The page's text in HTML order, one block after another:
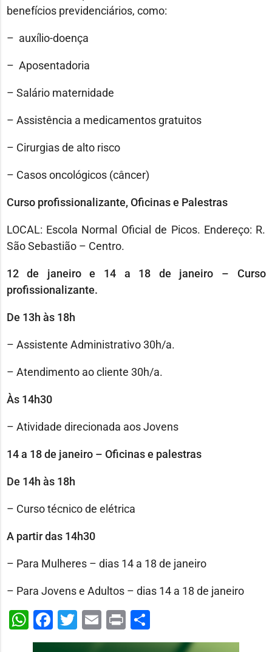
benefícios previdenciários, como:
– auxílio-doença
– Aposentadoria
– Salário maternidade
– Assistência a medicamentos gratuitos
– Cirurgias de alto risco
– Casos oncológicos (câncer)
Curso profissionalizante, Oficinas e Palestras
LOCAL: Escola Normal Oficial de Picos. Endereço: R.
São Sebastião – Centro.
12 de janeiro e 14 a 18 de janeiro – Curso
profissionalizante.
De 13h às 18h
– Assistente Administrativo 30h/a.
– Atendimento ao cliente 30h/a.
Às 14h30
– Atividade direcionada aos Jovens
14 a 18 de janeiro – Oficinas e palestras
De 14h às 18h
– Curso técnico de elétrica
A partir das 14h30
– Para Mulheres – dias 14 a 18 de janeiro
– Para Jovens e Adultos – dias 14 a 18 de janeiro
WhatsApp
Facebook
Twitter
Email
PrintShare